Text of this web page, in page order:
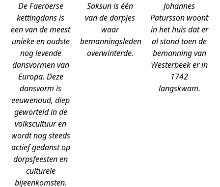
De Faeröerse
kettingdans is
een van de meest
unieke en oudste
nog levende
dansvormen van
Europa. Deze
dansvorm is
eeuwenoud, diep
geworteld in de
volkscultuur en
wordt nog steeds
actief gedanst op
dorpsfeesten en
culturele
bijeenkomsten.
Saksun is één
van de dorpjes
waar
bemanningsleden
overwinterde.
Johannes
Patursson woont
in het huis dat er
al stond toen de
bemanning van
Westerbeek er in
1742
langskwam.